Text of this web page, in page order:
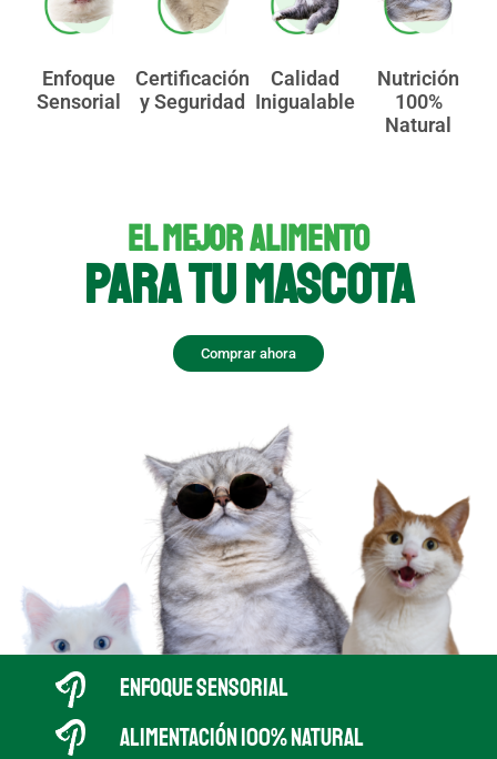
Enfoque
Sensorial
Certificación
y Seguridad
Calidad
Inigualable
Nutrición
100%
Natural
EL MEJOR ALIMENTO
PARA TU MASCOTA
Comprar ahora
ENFOQUE SENSORIAL
ALIMENTACIÓN 100% NATURAL